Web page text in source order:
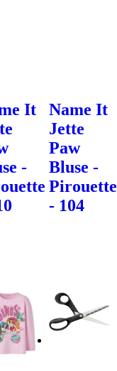
It
-
Name It
Jette
Paw
Bluse -
Pirouette
- 104